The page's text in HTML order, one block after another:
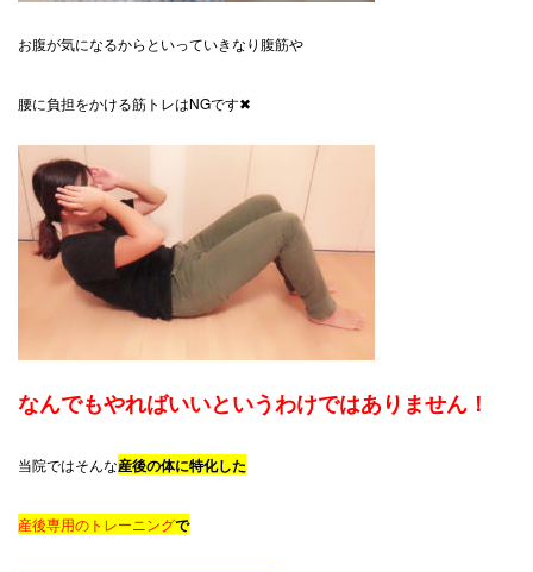
お腹が気になるからといっていきなり腹筋や
腰に負担をかける筋トレはNGです✖
なんでもやればいいというわけではありません！
当院ではそんな産後の体に特化した
産後専用のトレーニングで